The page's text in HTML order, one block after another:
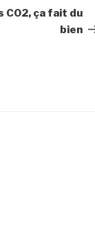
CO2, ça fait du
bien